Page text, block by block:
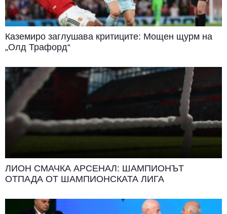
Каземиро заглушава критиците: Мощен щурм на
„Олд Трафорд“
ЛИОН СМАЧКА АРСЕНАЛ: ШАМПИОНЪТ
ОТПАДА ОТ ШАМПИОНСКАТА ЛИГА